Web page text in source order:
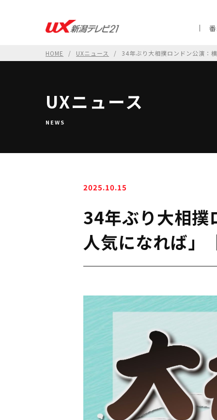
HOME UXニュース 34年ぶり大相撲ロンドン公演：
UXニュース
NEWS
2025.10.15
34年ぶり大相撲
人気になれば」